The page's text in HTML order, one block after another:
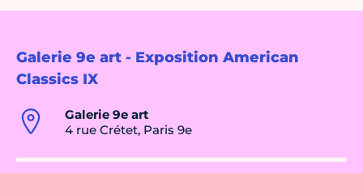
Galerie 9e art - Exposition American
Classics IX
Galerie 9e art
4 rue Crétet, Paris 9e